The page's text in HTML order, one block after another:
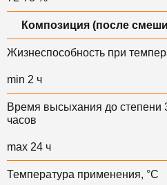
Композиция (после
Жизнеспособность при
min 2 ч
Время высыхания до степени
часов
max 24 ч
Температура применения, °С